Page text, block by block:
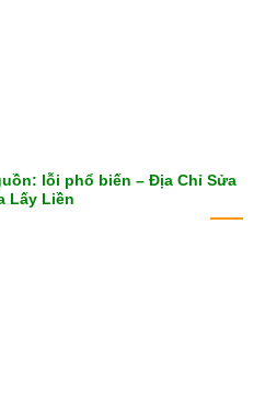
lỗi phổ biến – Địa Chỉ Sửa
Lấy Liền